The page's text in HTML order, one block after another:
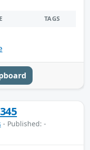
TAGS
- Published: -